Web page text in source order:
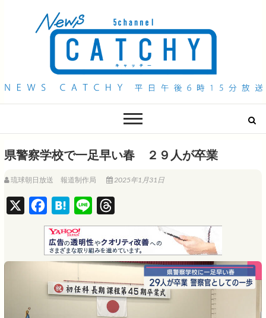
QAB NEWS Headline
県警察学校で一足早い春 ２９人が卒業
琉球朝日放送 報道制作局 2025年1月31日
a
c
e
o
H
a
t
e
a
i
n
e
h
r
e
d
s